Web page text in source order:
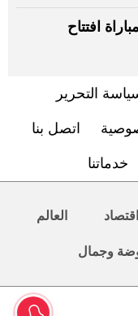
افتتاح
التحرير
اتصل بنا
خدماتنا
اقتصاد العالم
وجمال